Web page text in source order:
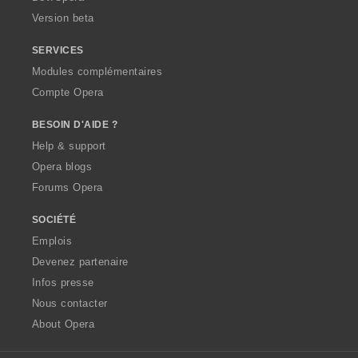
Version beta
SERVICES
Modules complémentaires
Compte Opera
BESOIN D'AIDE ?
Help & support
Opera blogs
Forums Opera
SOCIÉTÉ
Emplois
Devenez partenaire
Infos presse
Nous contacter
About Opera